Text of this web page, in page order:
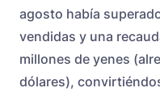
agosto había
vendidas y una
millones de yenes
dólares),